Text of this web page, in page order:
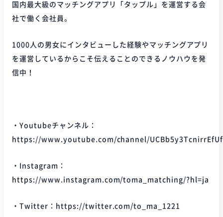
国内最大級のマッチングアプリ「タップル」を運営する会
社で働く会社員。
1000人の男女にインタビューした経験やマッチングアプリ
を運営しているからこそ伝えることのできるノウハウを発
信中！
・Youtubeチャンネル：
https://www.youtube.com/channel/
・Instagram：
https://www.instagram.com/toma_matching/?hl=ja
・Twitter：https://twitter.com/to_ma_1221